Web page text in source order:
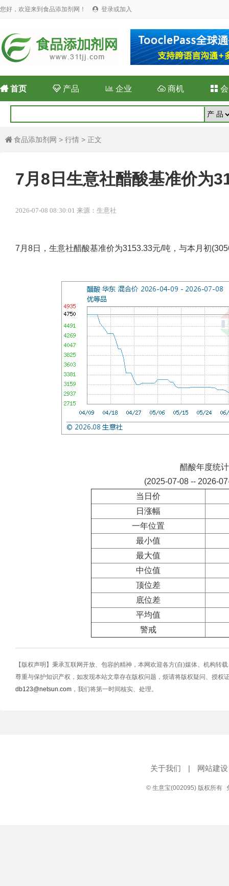
您好，欢迎来到食品添加剂网！  登录或加入
首页 产品 企业  商机 
 食品添加剂网 > 行情 > 正文
7月8日生意社醋酸基准价为
2026-07-08 08:30:01 来源：生意社
7月8日，生意社醋酸基准价为3153.33元/吨，与本月初
醋酸年度统计
(2025-07-08 -- 2026-
当日价
日涨幅
一年位置
最小值
最大值
中位值
顶位差
底位差
平均值
警戒
【版权声明】秉承互联网开放、包容的精神，本网欢迎各方(自)媒体、机构转
尊重与保护知识产权，如发现本站文章存在版权问题，烦请将版权疑问、授权
db123@netsun.com ，我们将第一时间核实、处理。
关于我们 | 网站建设
© 生意宝(002095) 版权所有